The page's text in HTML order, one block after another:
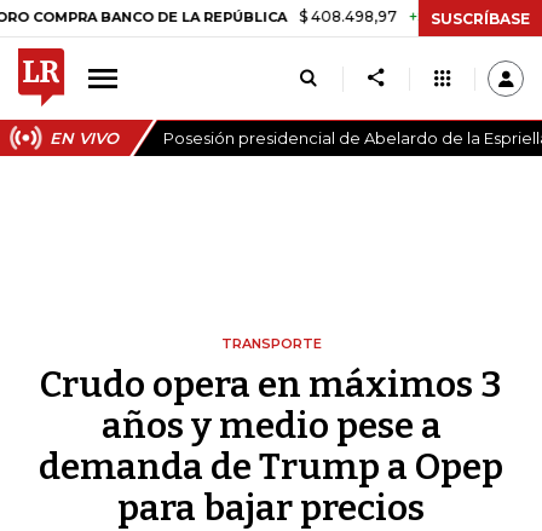
BANCO DE LA REPÚBLICA $ 408.498,97 +$ 8.753,81 +2,19%
SUSCRÍBASE
EN VIVO Posesión presidencial de Abelardo de la
TRANSPORTE
Crudo opera en máximos 3
años y medio pese a
demanda de Trump a Opep
para bajar precios